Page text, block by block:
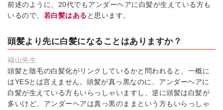
前述のように、20代でもアンダーヘアに白髪が生えている方も
いるので、 若白髪はある と思います。
頭髪より先に白髪になることはありますか？
福山先生
頭髪と陰毛の白髪化がリンクしているかと問われると、一概に
はYESとは言えません。頭髪が真っ黒なのに、アンダーヘアに
白髪が生えている方もいらっしゃいますし、逆に頭髪は白髪が
多いけど、アンダーヘアは真っ黒のままという方もいらっしゃ